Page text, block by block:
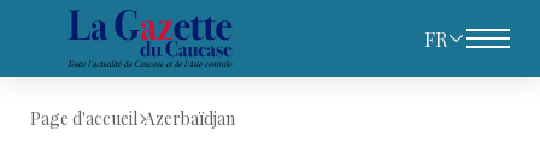
FR
Page d'accueil Azerbaïdjan